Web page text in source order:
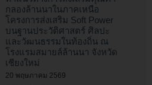
กลองล้านนาในภาคเหนือ
โครงการส่งเสริม Soft Power
บนฐานประวัติศาสตร์ ศิลปะ
และวัฒนธรรมในท้องถิ่น ณ
โรงแรมสมายล์ล้านนา จังหวัด
เชียงใหม่
20 พฤษภาคม 2569